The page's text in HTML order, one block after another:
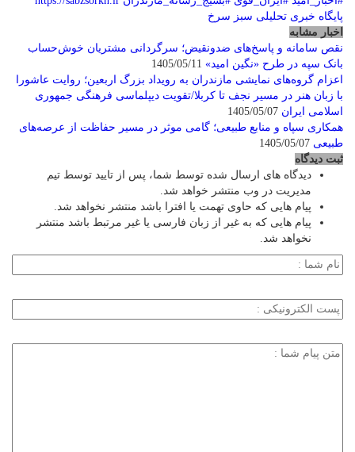
پایگاه خبری تحلیلی سبز سرخ
اخبار مشابه
نقص سامانه و پاسخ‌های ضدونقیض؛ سرگردانی مشتریان خوش‌حساب
بانک سپه در طرح «نگین امید»
اعزام گروه‌های نمایشی مازندران به رویداد بزرگ اربعین؛ روایت عاشورا
با زبان هنر در مسیر نجف تا کربلا/تقویت دیپلماسی فرهنگی جمهوری
اسلامی ایران
همکاری سپاه و منابع طبیعی؛ گامی موثر در مسیر حفاظت از عرصه‌های
طبیعی
ثبت دیدگاه
دیدگاه های ارسال شده توسط شما، پس از تایید توسط تیم
مدیریت در وب منتشر خواهد شد.
پیام هایی که حاوی تهمت یا افترا باشد منتشر نخواهد شد.
پیام هایی که به غیر از زبان فارسی یا غیر مرتبط باشد منتشر
نخواهد شد.